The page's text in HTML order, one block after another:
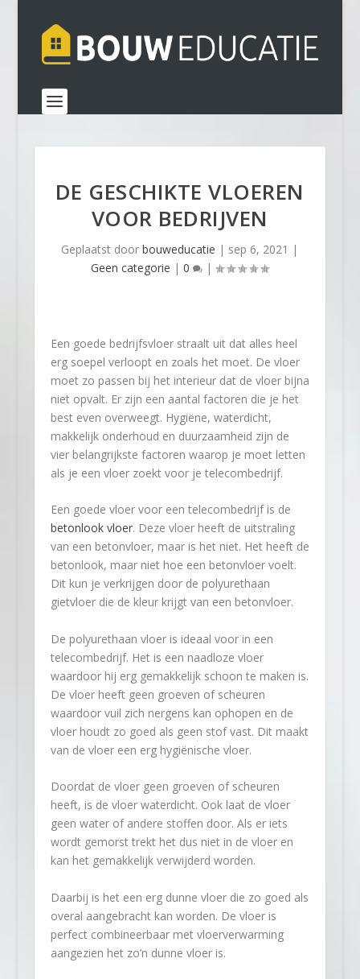
DE GESCHIKTE VLOEREN
VOOR BEDRIJVEN
Geplaatst doorbouweducatie | sep 6, 2021 |
Geen categorie |0 |
Een goede bedrijfsvloer straalt uit dat alles heel
erg soepel verloopt en zoals het moet. De vloer
moet zo passen bij het interieur dat de vloer bijna
niet opvalt. Er zijn een aantal factoren die je het
best even overweegt. Hygiëne, waterdicht,
makkelijk onderhoud en duurzaamheid zijn de
vier belangrijkste factoren waarop je moet letten
als je een vloer zoekt voor je telecombedrijf.
Een goede vloer voor een telecombedrijf is de
betonlook vloer. Deze vloer heeft de uitstraling
van een betonvloer, maar is het niet. Het heeft de
betonlook, maar niet hoe een betonvloer voelt.
Dit kun je verkrijgen door de polyurethaan
gietvloer die de kleur krijgt van een betonvloer.
De polyurethaan vloer is ideaal voor in een
telecombedrijf. Het is een naadloze vloer
waardoor hij erg gemakkelijk schoon te maken is.
De vloer heeft geen groeven of scheuren
waardoor vuil zich nergens kan ophopen en de
vloer houdt zo goed als geen stof vast. Dit maakt
van de vloer een erg hygiënische vloer.
Doordat de vloer geen groeven of scheuren
heeft, is de vloer waterdicht. Ook laat de vloer
geen water of andere stoffen door. Als er iets
wordt gemorst trekt het dus niet in de vloer en
kan het gemakkelijk verwijderd worden.
Daarbij is het een erg dunne vloer die zo goed als
overal aangebracht kan worden. De vloer is
perfect combineerbaar met vloerverwarming
aangezien het zo’n dunne vloer is.